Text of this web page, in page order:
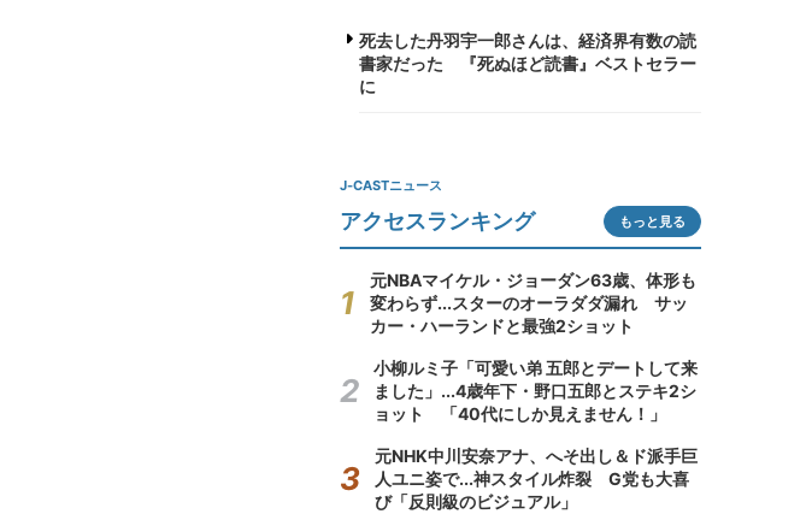
死去した丹羽宇一郎さんは、経済界有数の読
書家だった 『死ぬほど読書』ベストセラー
に
J-CASTニュース
アクセスランキング もっと見る
元NBAマイケル・ジョーダン63歳、体形も
変わらず...スターのオーラダダ漏れ サッ
カー・ハーランドと最強2ショット
小柳ルミ子「可愛い弟 五郎とデートして来
ました」...4歳年下・野口五郎とステキ2シ
ョット 「40代にしか見えません！」
元NHK中川安奈アナ、へそ出し＆ド派手巨
人ユニ姿で...神スタイル炸裂 G党も大喜
び「反則級のビジュアル」